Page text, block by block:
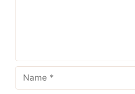
Name